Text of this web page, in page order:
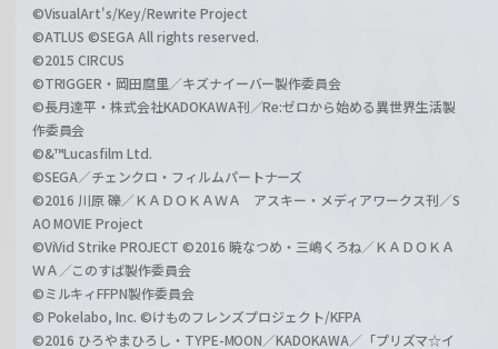
©VisualArt's/Key/Rewrite Project
©ATLUS ©SEGA All rights reserved.
©2015 CIRCUS
©TRIGGER・岡田麿里／キズナイーバー製作委員会
©長月達平・株式会社KADOKAWA刊／Re:ゼロから始める異世界生活製
作委員会
©&™Lucasfilm Ltd.
©SEGA／チェンクロ・フィルムパートナーズ
©2016 川原 礫／ＫＡＤＯＫＡＷＡ アスキー・メディアワークス刊／S
AO MOVIE Project
©ViVid Strike PROJECT ©2016 暁なつめ・三嶋くろね／ＫＡＤＯＫＡ
ＷＡ／このすば製作委員会
©ミルキィFFPN製作委員会
© Pokelabo, Inc. ©けものフレンズプロジェクト/KFPA
©2016 ひろやまひろし・TYPE-MOON／KADOKAWA／「プリズマ☆イ